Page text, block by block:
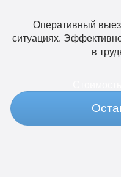
Оперативный
ситуациях.
в